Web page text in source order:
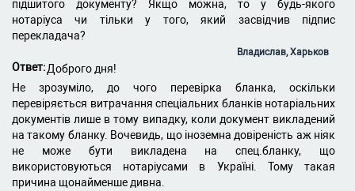
підшитого документу? Якщо можна, то у будь-якого
нотаріуса чи тільки у того, який засвідчив підпис
перекладача?
Владислав, Харьков
Ответ:Доброго дня!
Не зрозуміло, до чого перевірка бланка, оскільки
перевіряється витрачання спеціальних бланків нотаріальних
документів лише в тому випадку, коли документ викладений
на такому бланку. Вочевидь, що іноземна довіреність аж ніяк
не може бути викладена на спец.бланку, що
використовуються нотаріусами в Україні. Тому такая
причина щонайменше дивна.